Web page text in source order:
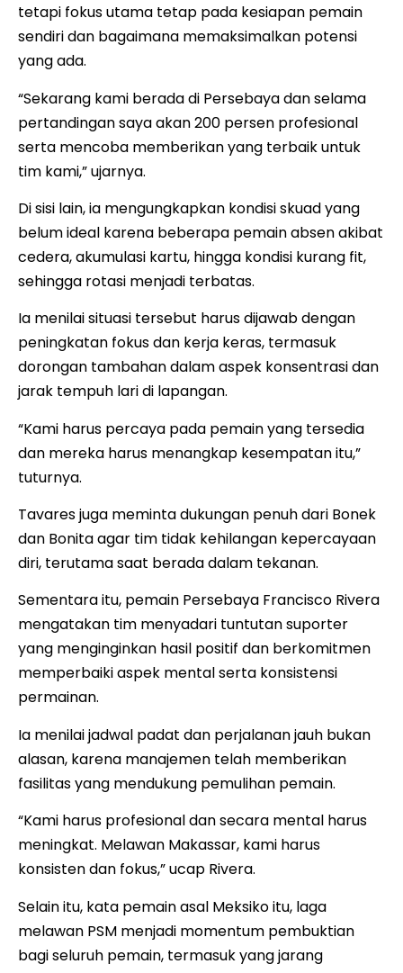
tetapi fokus utama tetap pada kesiapan pemain
sendiri dan bagaimana memaksimalkan potensi
yang ada.
“Sekarang kami berada di Persebaya dan selama
pertandingan saya akan 200 persen profesional
serta mencoba memberikan yang terbaik untuk
tim kami,” ujarnya.
Di sisi lain, ia mengungkapkan kondisi skuad yang
belum ideal karena beberapa pemain absen akibat
cedera, akumulasi kartu, hingga kondisi kurang fit,
sehingga rotasi menjadi terbatas.
Ia menilai situasi tersebut harus dijawab dengan
peningkatan fokus dan kerja keras, termasuk
dorongan tambahan dalam aspek konsentrasi dan
jarak tempuh lari di lapangan.
“Kami harus percaya pada pemain yang tersedia
dan mereka harus menangkap kesempatan itu,”
tuturnya.
Tavares juga meminta dukungan penuh dari Bonek
dan Bonita agar tim tidak kehilangan kepercayaan
diri, terutama saat berada dalam tekanan.
Sementara itu, pemain Persebaya Francisco Rivera
mengatakan tim menyadari tuntutan suporter
yang menginginkan hasil positif dan berkomitmen
memperbaiki aspek mental serta konsistensi
permainan.
Ia menilai jadwal padat dan perjalanan jauh bukan
alasan, karena manajemen telah memberikan
fasilitas yang mendukung pemulihan pemain.
“Kami harus profesional dan secara mental harus
meningkat. Melawan Makassar, kami harus
konsisten dan fokus,” ucap Rivera.
Selain itu, kata pemain asal Meksiko itu, laga
melawan PSM menjadi momentum pembuktian
bagi seluruh pemain, termasuk yang jarang